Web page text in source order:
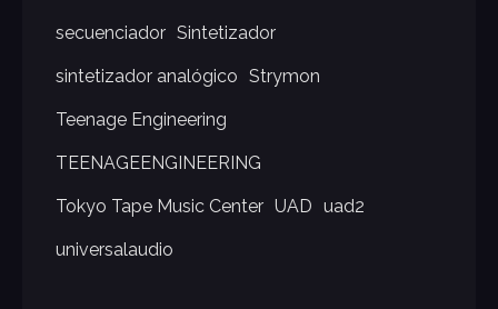
secuenciador Sintetizador
sintetizador analógico Strymon
Teenage Engineering
TEENAGEENGINEERING
Tokyo Tape Music Center UAD uad2
universalaudio